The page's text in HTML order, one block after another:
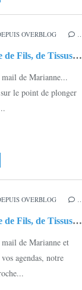
OVERBLOG
Exposition "Histoire de Fils, de Tissus et de Cartons" - LISTE DES EXPOSANTS
de Marianne...
le point de plonger
OVERBLOG
Exposition "Histoire de Fils, de Tissus et de Cartons"
de Marianne et
agendas, notre